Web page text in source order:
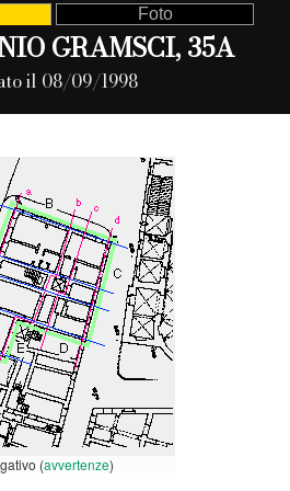
Foto
GRAMSCI, 35A
il 08/09/1998
(avvertenze)